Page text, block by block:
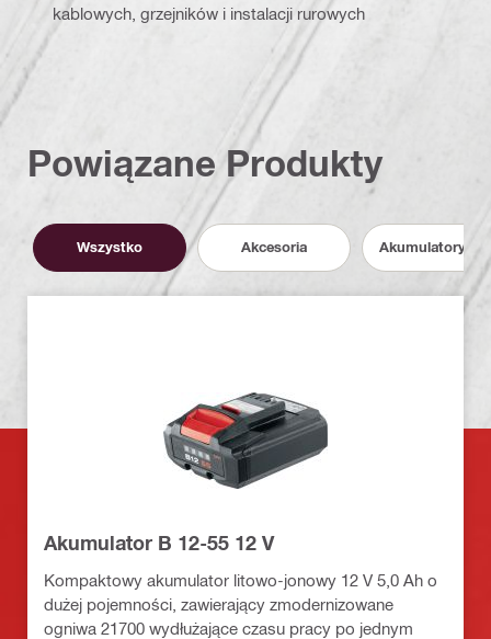
kablowych, grzejników i instalacji rurowych
Powiązane Produkty
Wszystko Akcesoria Akumulatory i
Akumulator B 12-55 12 V
Kompaktowy akumulator litowo-jonowy 12 V 5,0 Ah o
dużej pojemności, zawierający zmodernizowane
ogniwa 21700 wydłużające czasu pracy po jednym